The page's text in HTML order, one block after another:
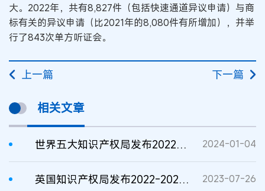
大。2022年，共有8,827件（包括快速通道异议申请）与商
标有关的异议申请（比2021年的8,080件有所增加），并举
行了843次单方听证会。
上一篇 下一篇
相关文章
世界五大知识产权局发布2022年统计报告 2024-01-04
英国知识产权局发布2022-2023年报 2023-07-26